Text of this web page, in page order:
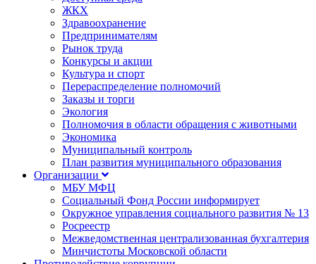
ЖКХ
Здравоохранение
Предпринимателям
Рынок труда
Конкурсы и акции
Культура и спорт
Перераспределение полномочий
Заказы и торги
Экология
Полномочия в области обращения с животными
Экономика
Муниципальный контроль
План развития муниципального образования
Организации
МБУ МФЦ
Социальный Фонд России информирует
Окружное управления социального развития № 13
Росреестр
Межведомственная централизованная бухгалтерия
Минчистоты Московской области